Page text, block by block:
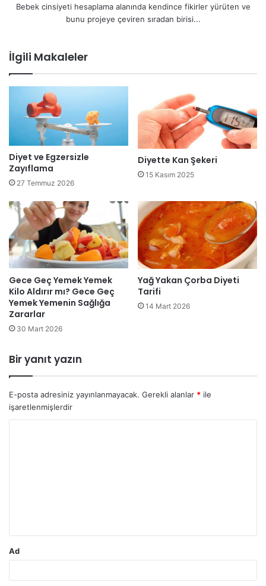
Bebek cinsiyeti hesaplama alanında kendince fikirler yürüten ve
bunu projeye çeviren sıradan birisi...
İlgili Makaleler
Diyet ve Egzersizle
Zayıflama
27 Temmuz 2026
Diyette Kan Şekeri
15 Kasım 2025
Gece Geç Yemek Yemek
Kilo Aldırır mı? Gece Geç
Yemek Yemenin Sağlığa
Zararlar
30 Mart 2026
Yağ Yakan Çorba Diyeti
Tarifi
14 Mart 2026
Bir yanıt yazın
E-posta adresiniz yayınlanmayacak. Gerekli alanlar * ile
işaretlenmişlerdir
Ad